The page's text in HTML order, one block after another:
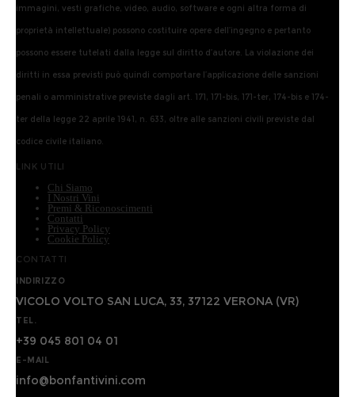
immagini, vesti grafiche, video, audio, software e ogni altra forma di
proprietà intellettuale) possono costituire opere dell’ingegno e pertanto
possono essere tutelati dalla legge sul diritto d’autore. La violazione dei
diritti in essa previsti può quindi comportare l’applicazione delle sanzioni
penali o amministrative previste dagli art. 171, 171-bis, 171-ter, 174-bis e 174-
ter della legge 22 aprile 1941, n. 633, oltre alle sanzioni civili previste dal
codice civile italiano.
LINK UTILI
Chi Siamo
I Nostri Vini
Premi & Riconoscimenti
Contatti
Privacy Policy
Cookie Policy
CONTATTI
INDIRIZZO
VICOLO VOLTO SAN LUCA, 33, 37122 VERONA (VR)
TEL.
+39 045 801 04 01
E-MAIL
info@bonfantivini.com